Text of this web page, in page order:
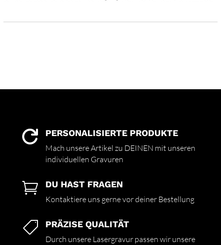
 PERSONALISIERTE PRODUKTE
Mach unsere Artikel zu DEINEN mit unseren
individuellen Gravuren
 DU HAST FRAGEN
Kontaktiere uns gerne vor deiner Bestellung
 PRÄZISE QUALITÄT
Durch unsere Lasergravur passen wir unsere